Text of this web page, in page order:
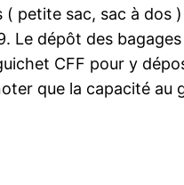
petite sac, sac à dos
Le dépôt des
CFF pour y
que la capacité au